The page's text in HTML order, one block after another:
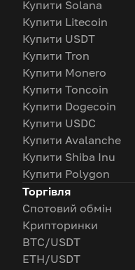
Купити Solana
Купити Litecoin
Купити USDT
Купити Tron
Купити Monero
Купити Toncoin
Купити Dogecoin
Купити USDC
Купити Avalanche
Купити Shiba Inu
Купити Polygon
Торгівля
Спотовий обмін
Крипторинки
BTC/USDT
ETH/USDT